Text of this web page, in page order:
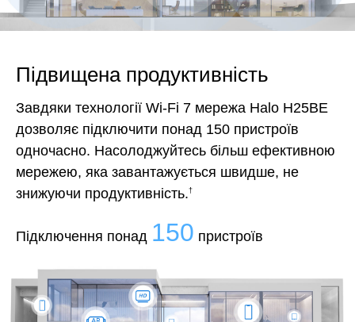
Підвищена продуктивність
Завдяки технології Wi-Fi 7 мережа Halo H25BE
дозволяє підключити понад 150 пристроїв
одночасно. Насолоджуйтесь більш ефективною
мережею, яка завантажується швидше, не
знижуючи продуктивність.†
Підключення понад 150 пристроїв